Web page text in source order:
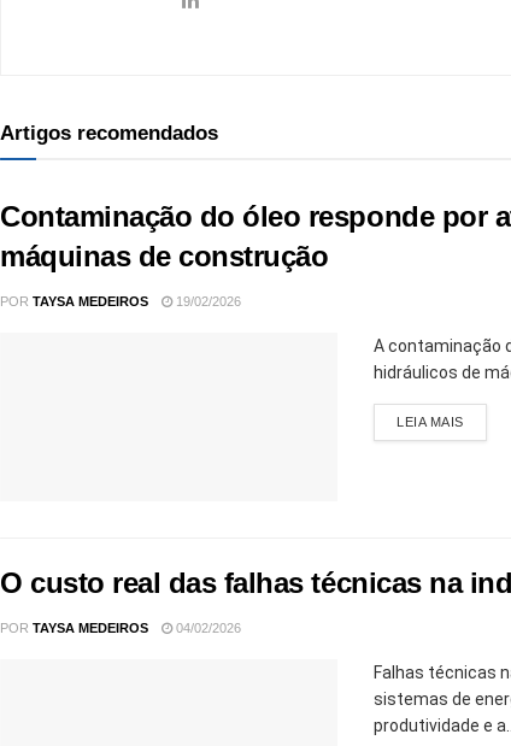
Artigos recomendados
Contaminação do óleo responde por
máquinas de construção
POR TAYSA MEDEIROS 19/02/2026
A contaminação
hidráulicos de
LEIA MAIS
O custo real das falhas técnicas na
POR TAYSA MEDEIROS 04/02/2026
Falhas técnicas
sistemas de
produtividade e a...